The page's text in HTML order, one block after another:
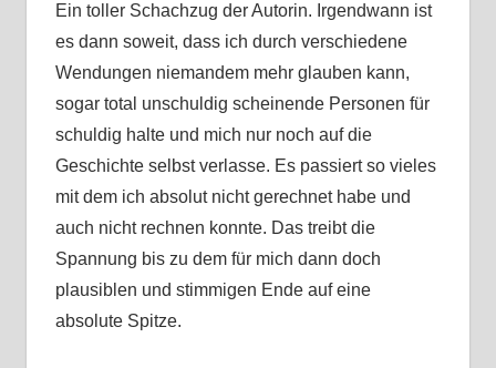
Ein toller Schachzug der Autorin. Irgendwann ist
es dann soweit, dass ich durch verschiedene
Wendungen niemandem mehr glauben kann,
sogar total unschuldig scheinende Personen für
schuldig halte und mich nur noch auf die
Geschichte selbst verlasse. Es passiert so vieles
mit dem ich absolut nicht gerechnet habe und
auch nicht rechnen konnte. Das treibt die
Spannung bis zu dem für mich dann doch
plausiblen und stimmigen Ende auf eine
absolute Spitze.